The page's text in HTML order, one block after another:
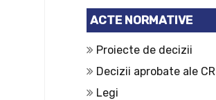
ACTE NORMATIVE
Proiecte de decizii
Decizii aprobate ale CR
Legi